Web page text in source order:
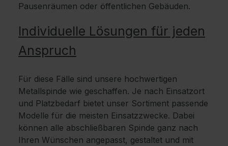
Pausenräumen oder öffentlichen Gebäuden.
Individuelle Lösungen für jeden
Anspruch
Für diese Fälle sind unsere hochwertigen
Metallspinde wie geschaffen. Je nach Einsatzort
und Platzbedarf bietet unser Sortiment passende
Modelle für die meisten Einsatzzwecke. Dabei
können alle abschließbaren Spinde ganz nach
Ihren Wünschen angepasst, gestaltet und mit